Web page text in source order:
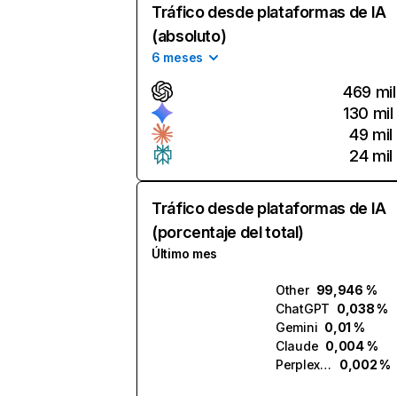
Tráfico desde plataformas de IA
(absoluto)
6 meses
469 mil
130 mil
49 mil
24 mil
Tráfico desde plataformas de IA
(porcentaje del total)
Último mes
Other 99,946 %
ChatGPT 0,038 %
Gemini 0,01 %
Claude 0,004 %
Perplexity
0,002 %